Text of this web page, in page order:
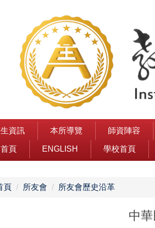
資訊 本所導覽 師資陣容
頁 ENGLISH 學校首頁
頁 所友會 所友會歷史沿革
中